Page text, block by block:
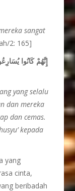
sangat
2: 165]
إِنَّهُمْ كَانُوا
yang selalu
dan mereka
dan cemas.
kepada
yang
cinta,
beribadah